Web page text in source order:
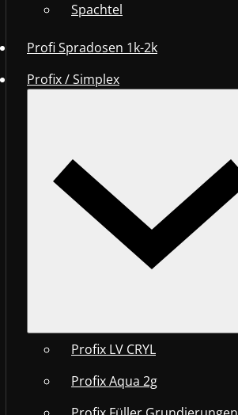
Spachtel
Profi Spradosen 1k-2k
Profix / Simplex
Profix LV CRYL
Profix Aqua 2g